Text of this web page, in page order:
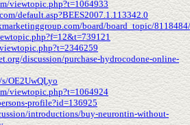
viewtopic.php?t=1064933
default.asp?BEES2007.1.113342.0
board/board_topic/
discussion/purchase-hydrocodone-online-
OE2UwQLyo
viewtopic.php?t=1064924
profile?id=136925
introductions/buy-neurontin-without-